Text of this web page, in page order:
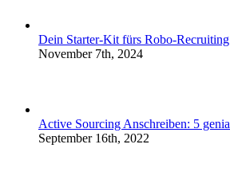
Dein Starter-Kit fürs Robo-
November 7th, 2024
Active Sourcing Anschreiben: 5
September 16th, 2022